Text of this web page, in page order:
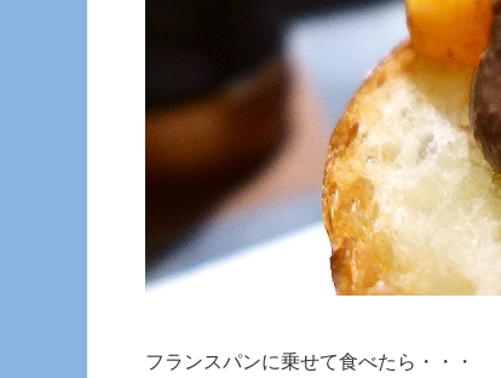
フランスパンに乗せて食べたら・・・